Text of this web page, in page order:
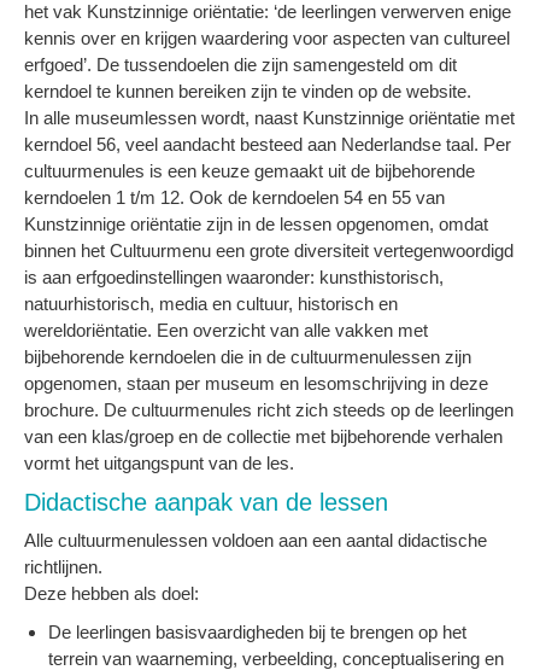
het vak Kunstzinnige oriëntatie: ‘de leerlingen verwerven enige
kennis over en krijgen waardering voor aspecten van cultureel
erfgoed’. De tussendoelen die zijn samengesteld om dit
kerndoel te kunnen bereiken zijn te vinden op de website.
In alle museumlessen wordt, naast Kunstzinnige oriëntatie met
kerndoel 56, veel aandacht besteed aan Nederlandse taal. Per
cultuurmenules is een keuze gemaakt uit de bijbehorende
kerndoelen 1 t/m 12. Ook de kerndoelen 54 en 55 van
Kunstzinnige oriëntatie zijn in de lessen opgenomen, omdat
binnen het Cultuurmenu een grote diversiteit vertegenwoordigd
is aan erfgoedinstellingen waaronder: kunsthistorisch,
natuurhistorisch, media en cultuur, historisch en
wereldoriëntatie. Een overzicht van alle vakken met
bijbehorende kerndoelen die in de cultuurmenulessen zijn
opgenomen, staan per museum en lesomschrijving in deze
brochure. De cultuurmenules richt zich steeds op de leerlingen
van een klas/groep en de collectie met bijbehorende verhalen
vormt het uitgangspunt van de les.
Didactische aanpak van de lessen
Alle cultuurmenulessen voldoen aan een aantal didactische
richtlijnen.
Deze hebben als doel:
De leerlingen basisvaardigheden bij te brengen op het
terrein van waarneming, verbeelding, conceptualisering en